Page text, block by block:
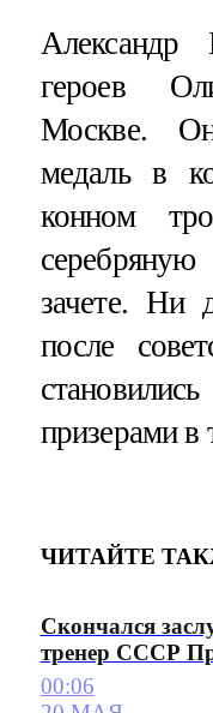
героев
Москве.
медаль в
конном
зачете. Ни
после
призерами в
ЧИТАЙТЕ
Скончался
тренер СССР
00:06